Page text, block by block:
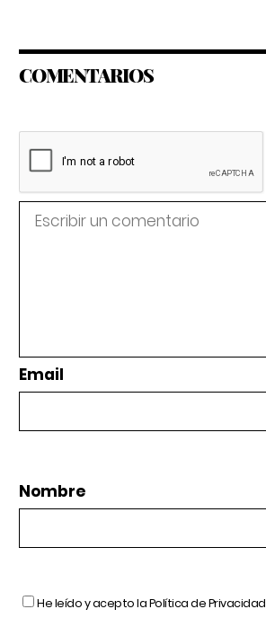
COMENTARIOS
Email
Nombre
He leído y acepto laPolítica de Privacidad